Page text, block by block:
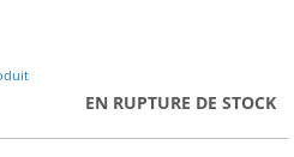
EN RUPTURE DE STOCK